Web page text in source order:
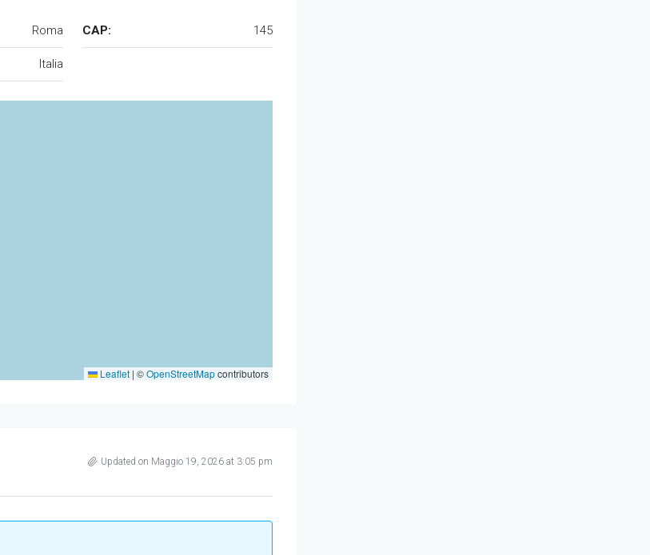
Roma CAP: 145
Italia
Leaflet | ©OpenStreetMapcontributors
Updated on Maggio 19, 2026 at 3:05 pm